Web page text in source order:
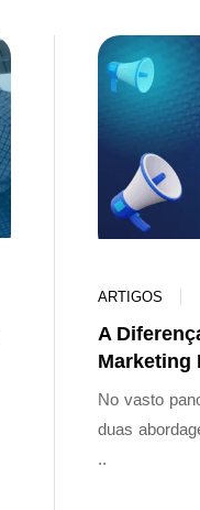
ARTIGOS
A
Marketing
No vasto
duas
..